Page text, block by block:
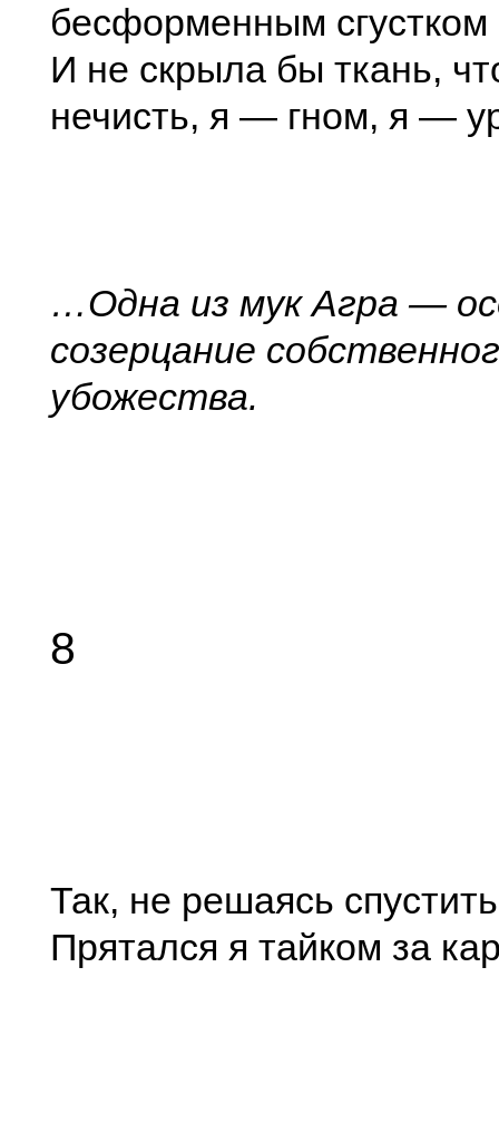
бесформенным сгустком
И не скрыла бы ткань,
нечисть, я — гном, я —
…Одна из мук Агра —
созерцание
убожества.
8
Так, не решаясь
Прятался я тайком за